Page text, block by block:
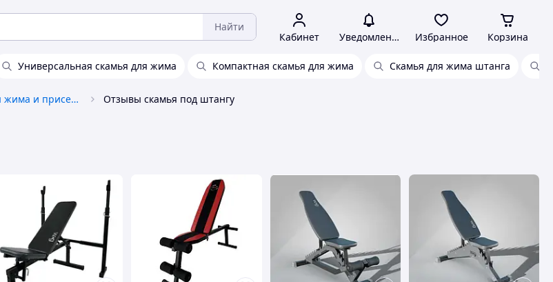
Найти
Кабинет Уведомления Избранное Корзина
Универсальная скамья для жима Компактная скамья для жима Скамья для жима штанга
Стойки, скамьи для жима и приседаний Отзывы скамья под штангу